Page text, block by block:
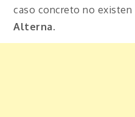
caso concreto no existen
Alterna.